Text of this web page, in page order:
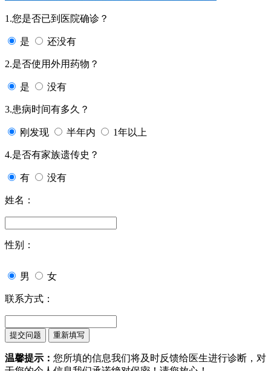
1.您是否已到医院确诊？
是 还没有
2.是否使用外用药物？
是 没有
3.患病时间有多久？
刚发现 半年内 1年以上
4.是否有家族遗传史？
有 没有
姓名：
性别：
男 女
联系方式：
温馨提示： 您所填的信息我们将及时反馈给医生进行诊断，对